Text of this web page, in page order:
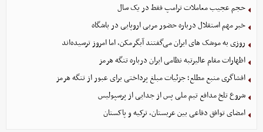
حجم عجیب معاملات ترامپ فقط در یک سال
خبر مهم استقلال درباره حضور مربی اروپایی در باشگاه
روزی به موشک‌ های ایران می‌گفتند آبگرمکن، اما امروز ترسیده‌اند
اظهارات مقام عالیرتبه نظامی ایران درباره تنگه هرمز
افشاگری منبع مطلع؛ جزئیات مبلغ پرداختی برای عبور از تنگه هرمز
شروع تلخ مدافع تیم ملی پس از جدایی از پرسپولیس
امضای توافق دفاعی بین عربستان، ترکیه و پاکستان